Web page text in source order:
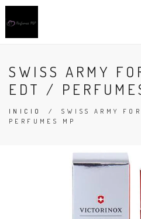
SWISS ARMY
EDT /
INICIO /SWISS ARMY
PERFUMES MP